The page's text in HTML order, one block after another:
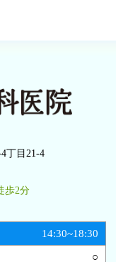
4丁目21-4
歩2分
14:30~18:30
○